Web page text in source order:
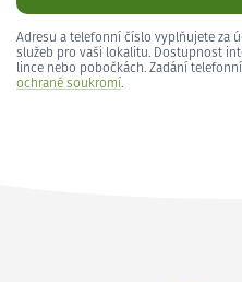
Adresu a telefonní číslo vyplňujete za
služeb pro vaši lokalitu. Dostupnost
lince nebo pobočkách. Zadání
ochraně soukromí.